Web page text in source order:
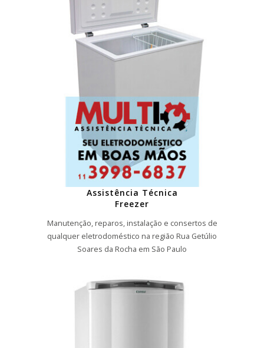
Assistência Técnica
Freezer
Manutenção, reparos, instalação e consertos de
qualquer eletrodoméstico na região Rua Getúlio
Soares da Rocha em São Paulo